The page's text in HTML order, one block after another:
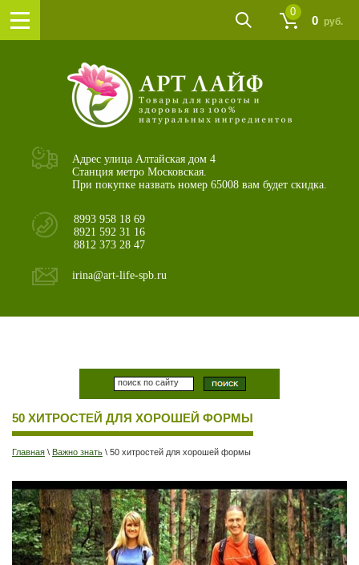
0 руб.
0
Адрес улица Алтайская дом 4
Станция метро Московская.
При покупке назвать номер 65008 вам будет скидка.
8993 958 18 69
8921 592 31 16
8812 373 28 47
irina@art-life-spb.ru
50 ХИТРОСТЕЙ ДЛЯ ХОРОШЕЙ ФОРМЫ
Главная \ Важно знать \ 50 хитростей для хорошей формы